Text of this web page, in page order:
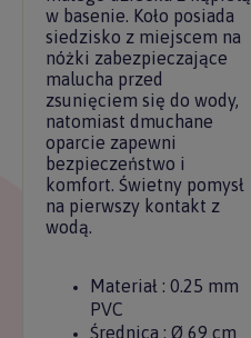
w basenie. Koło posiada
siedzisko z miejscem na
nóżki zabezpieczające
malucha przed
zsunięciem się do wody,
natomiast dmuchane
oparcie zapewni
bezpieczeństwo i
komfort. Świetny pomysł
na pierwszy kontakt z
wodą.
Materiał : 0.25 mm
PVC
Średnica : Ø 69 cm